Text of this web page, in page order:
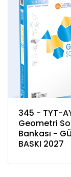
345 - TYT-
Geometri
Bankası -
BASKI 2027